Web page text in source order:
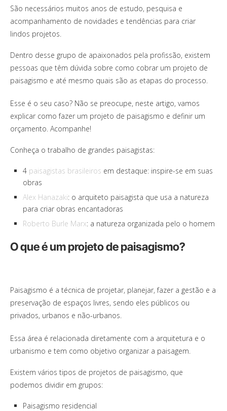
São necessários muitos anos de estudo, pesquisa e
acompanhamento de novidades e tendências para criar
lindos projetos.
Dentro desse grupo de apaixonados pela profissão, existem
pessoas que têm dúvida sobre como cobrar um projeto de
paisagismo e até mesmo quais são as etapas do processo.
Esse é o seu caso? Não se preocupe, neste artigo, vamos
explicar como fazer um projeto de paisagismo e definir um
orçamento. Acompanhe!
Conheça o trabalho de grandes paisagistas:
4 paisagistas brasileiros em destaque: inspire-se em suas
obras
Alex Hanazaki: o arquiteto paisagista que usa a natureza
para criar obras encantadoras
Roberto Burle Marx: a natureza organizada pelo o homem
O que é um projeto de paisagismo?
Paisagismo é a técnica de projetar, planejar, fazer a gestão e a
preservação de espaços livres, sendo eles públicos ou
privados, urbanos e não-urbanos.
Essa área é relacionada diretamente com a arquitetura e o
urbanismo e tem como objetivo organizar a paisagem.
Existem vários tipos de projetos de paisagismo, que
podemos dividir em grupos:
Paisagismo residencial